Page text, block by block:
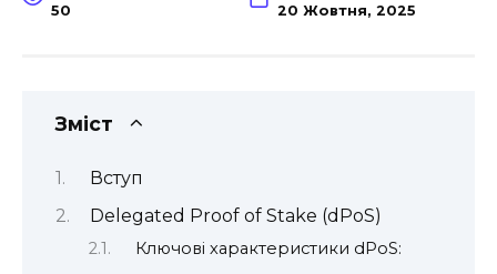
50 20 Жовтня, 2025
Зміст
Вступ
Delegated Proof of Stake (dPoS)
Ключові характеристики dPoS: